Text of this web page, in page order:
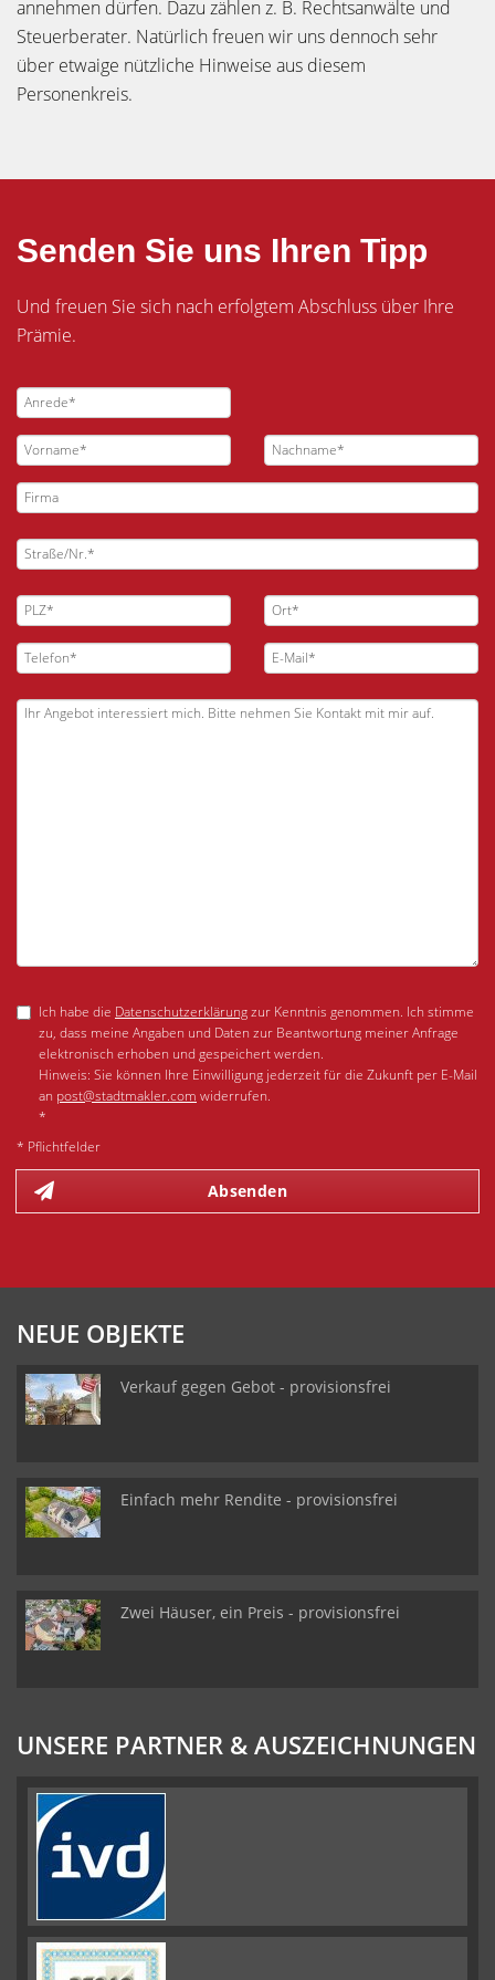
annehmen dürfen. Dazu zählen z. B. Rechtsanwälte und
Steuerberater. Natürlich freuen wir uns dennoch sehr
über etwaige nützliche Hinweise aus diesem
Personenkreis.
Senden Sie uns Ihren Tipp
Und freuen Sie sich nach erfolgtem Abschluss über Ihre
Prämie.
Ich habe die Datenschutzerklärungzur Kenntnis genommen. Ich stimme
zu, dass meine Angaben und Daten zur Beantwortung meiner Anfrage
elektronisch erhoben und gespeichert werden.
Hinweis: Sie können Ihre Einwilligung jederzeit für die Zukunft per E-Mail
an post@stadtmakler.com widerrufen.
*
* Pflichtfelder
Absenden
NEUE OBJEKTE
Verkauf gegen Gebot - provisionsfrei
Einfach mehr Rendite - provisionsfrei
Zwei Häuser, ein Preis - provisionsfrei
UNSERE PARTNER & AUSZEICHNUNGEN